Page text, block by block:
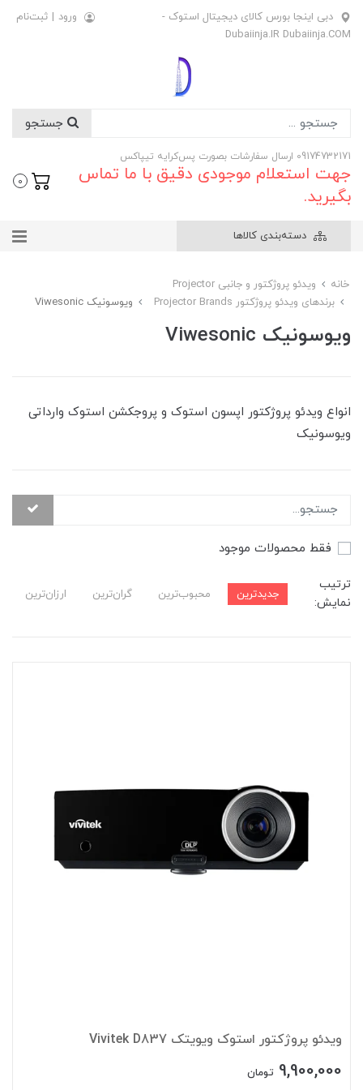
دبی اینجا بورس کالای دیجیتال استوک -
Dubaiinja.IR Dubaiinja.COM
ورود | ثبت‌نام
09174732171 ارسال سفارشات بصورت پس‌کرایه تیپاکس
جهت استعلام موجودی دقیق با ما تماس
بگیرید.
0
دسته‌بندی کالاها
خانه
ویدئو پروژکتور و جانبی Projector
برندهای ویدئو پروژکتور Projector Brands
ویوسونیک Viwesonic
ویوسونیک Viwesonic
انواع ویدئو پروژکتور اپسون استوک و پروجکشن استوک وارداتی
ویوسونیک
فقط محصولات موجود
ترتیب
نمایش:
جدیدترین محبوب‌ترین گران‌ترین ارزان‌ترین
ویدئو پروژکتور استوک ویویتک Vivitek D837
9,900,000 تومان